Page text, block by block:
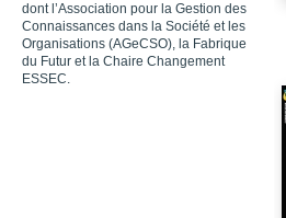
dont l’Association pour la Gestion des
Connaissances dans la Société et les
Organisations (AGeCSO), la Fabrique
du Futur et la Chaire Changement
ESSEC.